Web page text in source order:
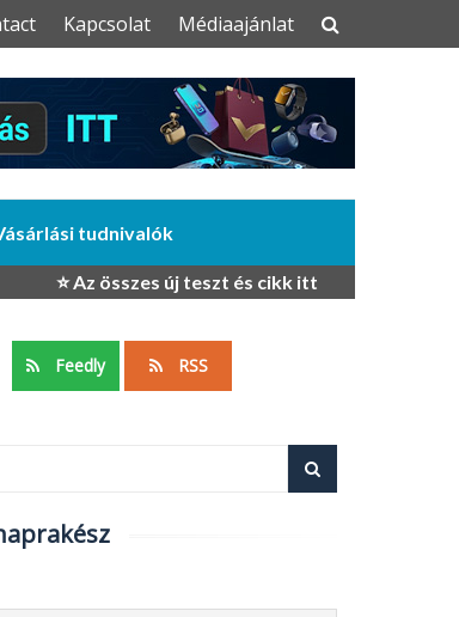
Kapcsolat Médiaajánlat
tudnivalók
⭐ Az összes új teszt és cikk itt
Feedly RSS